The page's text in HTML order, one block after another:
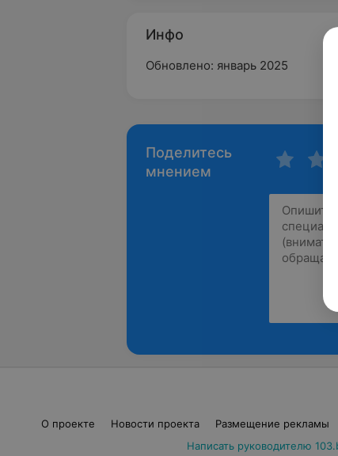
Инфо
Обновлено: январь 2025
Поделитесь
мнением
О проекте Новости проекта Размещение рекламы
Написать руководителю